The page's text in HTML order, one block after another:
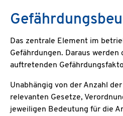
Das zentrale Element im
Gefährdungen. Daraus
auftretenden
Unabhängig von der Anzahl
relevanten Gesetze,
jeweiligen Bedeutung für die